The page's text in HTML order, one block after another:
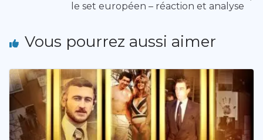
le set européen – réaction et analyse
Vous pourrez aussi aimer